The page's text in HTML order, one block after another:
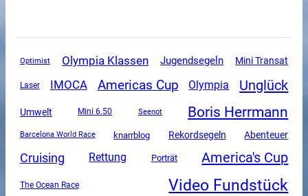
Optimist Olympia Klassen Jugendsegeln Mini Transat
Laser IMOCA Americas Cup Olympia Unglück
Umwelt Mini 6.50 Seenot Boris Herrmann
Barcelona World Race knarrblog Rekordsegeln Abenteuer
Cruising Rettung Porträt America's Cup
The Ocean Race Video Fundstück